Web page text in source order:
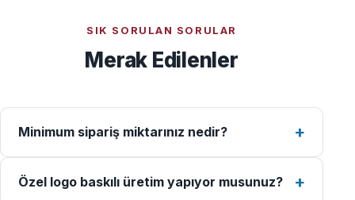
SIK SORULAN SORULAR
Merak Edilenler
Minimum sipariş miktarınız nedir?
Özel logo baskılı üretim yapıyor musunuz?